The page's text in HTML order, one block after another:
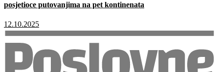
posjetioce putovanjima na pet kontinenata
12.10.2025